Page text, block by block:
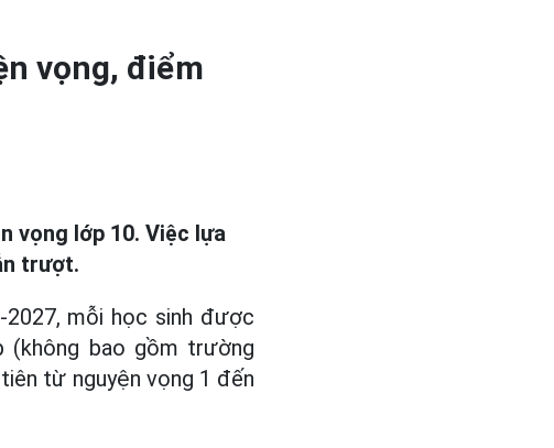
vọng, điểm
vọng lớp 10. Việc lựa
trượt.
mỗi học sinh được
(không bao gồm trường
từ nguyện vọng 1 đến